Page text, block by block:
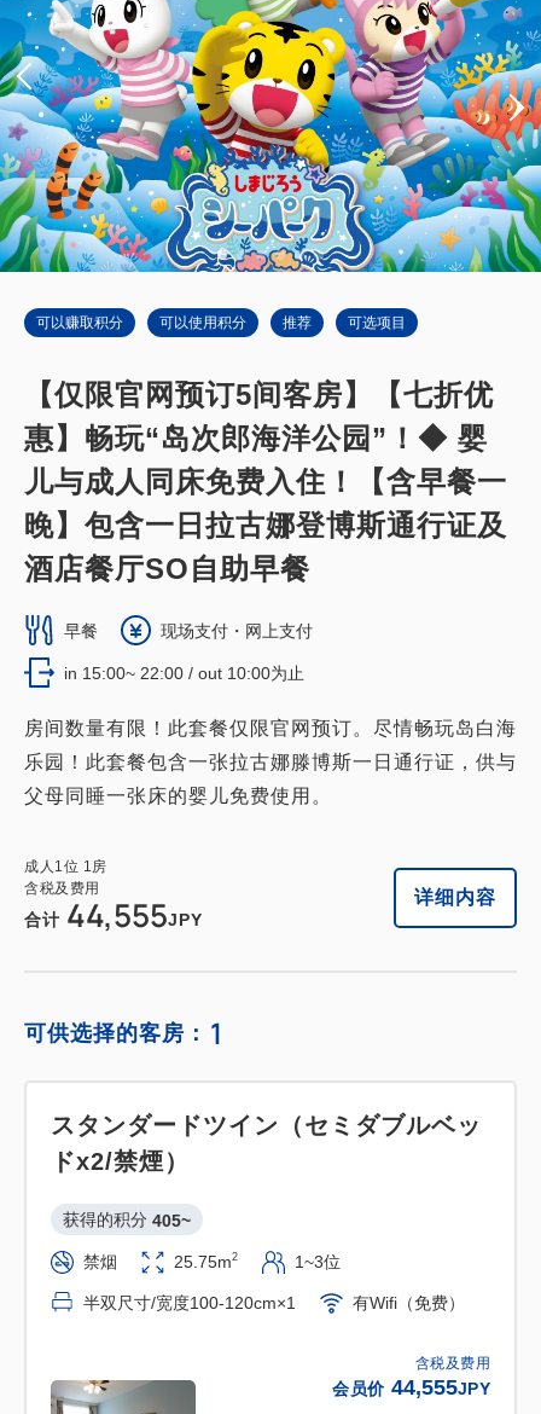
可以赚取积分 可以使用积分 推荐 可选项目
【仅限官网预订5间客房】【七折优
惠】畅玩“岛次郎海洋公园”！◆ 婴
儿与成人同床免费入住！【含早餐一
晚】包含一日拉古娜登博斯通行证及
酒店餐厅SO自助早餐
早餐 现场支付・网上支付
in 15:00~ 22:00 / out 10:00为止
房间数量有限！此套餐仅限官网预订。尽情畅玩岛白海
乐园！此套餐包含一张拉古娜滕博斯一日通行证，供与
父母同睡一张床的婴儿免费使用。
成人 1位 1房
含税及费用
合计 44,555JPY
详细内容
可供选择的客房： 1
含税及费用
会员价 44,555JPY
スタンダードツイン（セミダブルベッ
ドx2/禁煙）
获得的积分 405~
禁烟 25.75m2 1~3位
半双尺寸/宽度100-120cm×1 有Wifi（免费）